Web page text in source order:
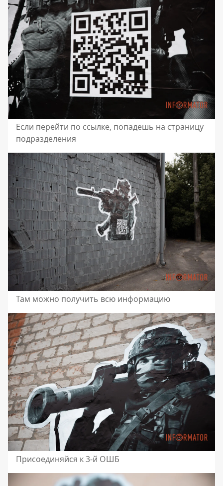
Если перейти по ссылке, попадешь на страницу
подразделения
Там можно получить всю информацию
Присоединяйся к 3-й ОШБ